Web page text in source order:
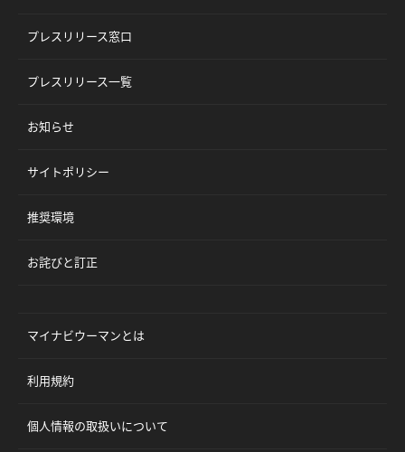
プレスリリース窓口
プレスリリース一覧
お知らせ
サイトポリシー
推奨環境
お詫びと訂正
マイナビウーマンとは
利用規約
個人情報の取扱いについて